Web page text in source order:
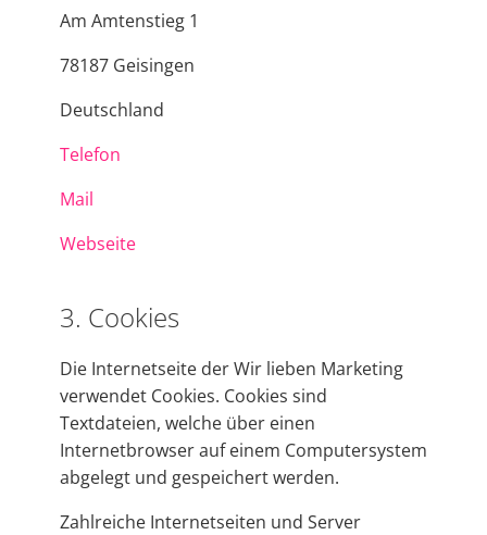
Am Amtenstieg 1
78187 Geisingen
Deutschland
Telefon
Mail
Webseite
3. Cookies
Die Internetseite der Wir lieben Marketing
verwendet Cookies. Cookies sind
Textdateien, welche über einen
Internetbrowser auf einem Computersystem
abgelegt und gespeichert werden.
Zahlreiche Internetseiten und Server